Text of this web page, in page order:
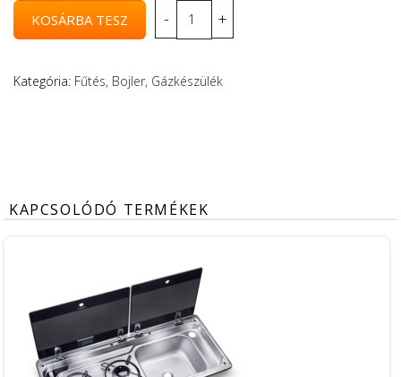
Kategória: Fűtés, Bojler, Gázkészülék
KAPCSOLÓDÓ TERMÉKEK